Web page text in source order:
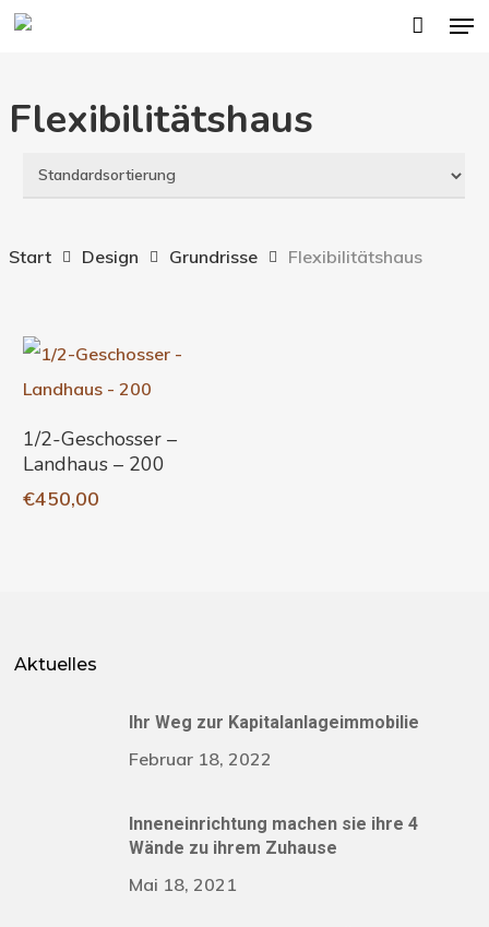
Skip
content
Flexibilitätshaus
Start Design Grundrisse Flexibilitätshaus
In Den Warenkorb
1/2-Geschosser –
Landhaus – 200
€450,00
Aktuelles
Ihr Weg zur Kapitalanlageimmobilie
Februar 18, 2022
Inneneinrichtung machen sie ihre 4
Wände zu ihrem Zuhause
Mai 18, 2021